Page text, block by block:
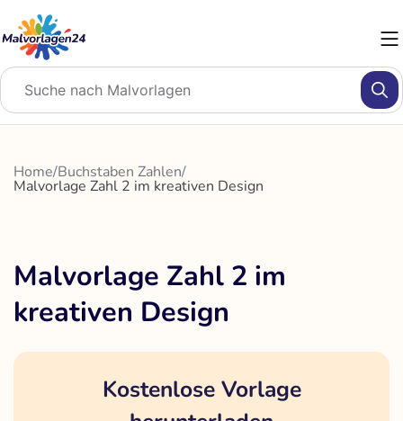
Inhalt
springen
Home/Buchstaben Zahlen/
Malvorlage Zahl 2 im kreativen Design
Malvorlage Zahl 2 im
kreativen Design
Kostenlose Vorlage